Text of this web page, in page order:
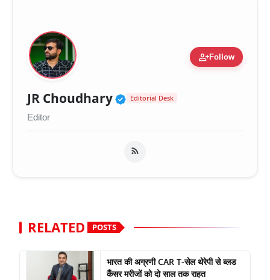
person_addFollow
JR Choudhary Verified Public Figure
Editorial Desk
Editor
RELATED POSTS
भारत की अग्रणी CAR T-सेल थेरेपी से ब्लड
कैंसर मरीजों को दो साल तक राहत